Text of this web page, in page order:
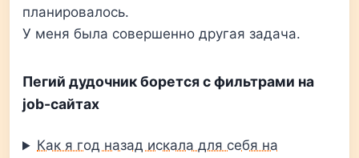
планировалось.
У меня была совершенно другая задача.
Пегий дудочник борется с фильтрами на
job-сайтах
Как я год назад искала для себя на